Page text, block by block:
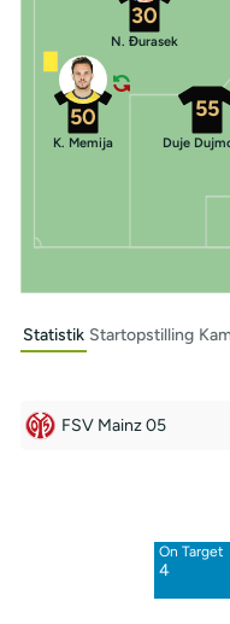
50
K. Memija
55
Duje
30
N. Đurasek
Statistik Startopstilling
FSV Mainz 05
On Target
4